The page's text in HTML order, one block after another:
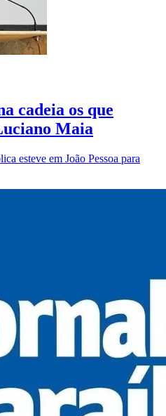
cadeia os que
Maia
esteve em João Pessoa para